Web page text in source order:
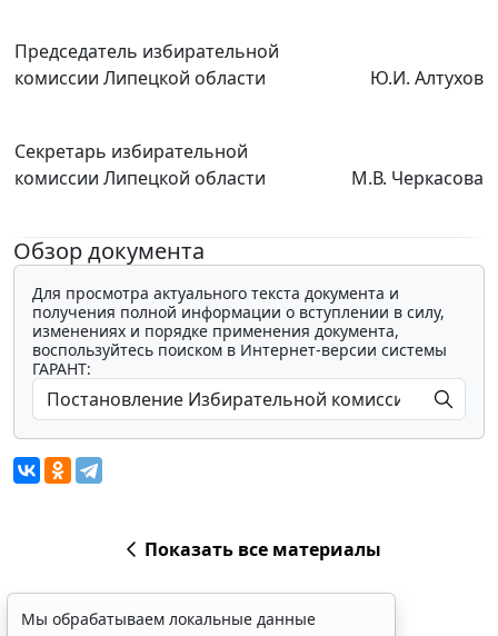
Председатель избирательной
комиссии Липецкой области
Ю.И. Алтухов
Секретарь избирательной
комиссии Липецкой области
М.В. Черкасова
Обзор документа
Для просмотра актуального текста документа и
получения полной информации о вступлении в силу,
изменениях и порядке применения документа,
воспользуйтесь поиском в Интернет-версии системы
ГАРАНТ:
Показать все материалы
Мы обрабатываем локальные данные